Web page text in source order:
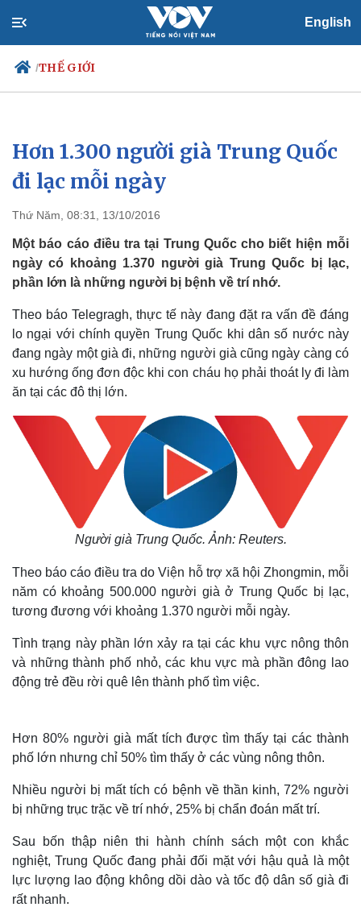
English
/THẾ GIỚI
Chính trị
Đảng
Tổ chức nhân sự
Nhận diện sự thật
Xã hội
Việc làm
Biển đảo
Hơn 1.300 người già Trung Quốc
đi lạc mỗi ngày
Thứ Năm, 08:31, 13/10/2016
Một báo cáo điều tra tại Trung Quốc cho biết hiện mỗi
ngày có khoảng 1.370 người già Trung Quốc bị lạc,
phần lớn là những người bị bệnh về trí nhớ.
Theo báo Telegragh, thực tế này đang đặt ra vấn đề đáng
lo ngại với chính quyền Trung Quốc khi dân số nước này
đang ngày một già đi, những người già cũng ngày càng có
xu hướng ống đơn độc khi con cháu họ phải thoát ly đi làm
ăn tại các đô thị lớn.
Người già Trung Quốc. Ảnh: Reuters.
Theo báo cáo điều tra do Viện hỗ trợ xã hội Zhongmin, mỗi
năm có khoảng 500.000 người già ở Trung Quốc bị lạc,
tương đương với khoảng 1.370 người mỗi ngày.
Tình trạng này phần lớn xảy ra tại các khu vực nông thôn
và những thành phố nhỏ, các khu vực mà phần đông lao
động trẻ đều rời quê lên thành phố tìm việc.
Hơn 80% người già mất tích được tìm thấy tại các thành
phố lớn nhưng chỉ 50% tìm thấy ở các vùng nông thôn.
Nhiều người bị mất tích có bệnh về thần kinh, 72% người
bị những trục trặc về trí nhớ, 25% bị chẩn đoán mất trí.
Sau bốn thập niên thi hành chính sách một con khắc
nghiệt, Trung Quốc đang phải đối mặt với hậu quả là một
lực lượng lao động không dồi dào và tốc độ dân số già đi
rất nhanh.